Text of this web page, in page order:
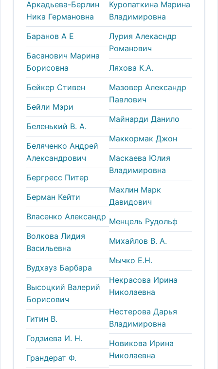
Аркадьева-Берлин
Ника Германовна
Баранов А Е
Басанович Марина
Борисовна
Бейкер Стивен
Бейли Мэри
Беленький В. А.
Беляченко Андрей
Александрович
Бергресс Питер
Берман Кейти
Власенко Александр
Волкова Лидия
Васильевна
Вудхауз Барбара
Высоцкий Валерий
Борисович
Гитин В.
Годзиева И. Н.
Грандерат Ф.
Куропаткина Марина
Владимировна
Лурия Алекасндр
Романович
Ляхова К.А.
Мазовер Александр
Павлович
Майнарди Данило
Маккормак Джон
Маскаева Юлия
Владимировна
Махлин Марк
Давидович
Менцель Рудольф
Михайлов В. А.
Мычко Е.Н.
Некрасова Ирина
Николаевна
Нестерова Дарья
Владимировна
Новикова Ирина
Николаевна